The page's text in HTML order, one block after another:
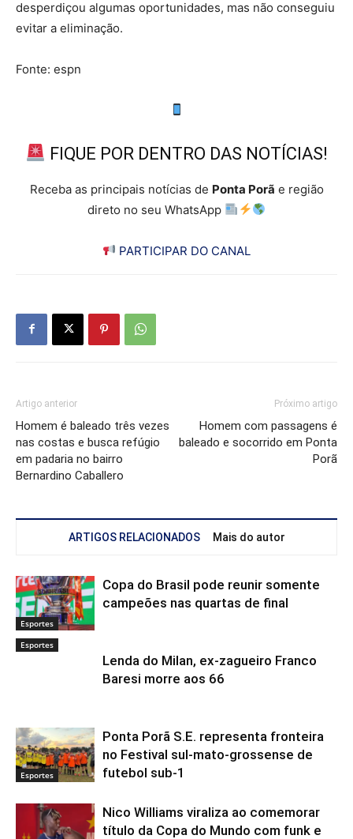
desperdiçou algumas oportunidades, mas não conseguiu
evitar a eliminação.
Fonte: espn
FIQUE POR DENTRO DAS NOTÍCIAS!
Receba as principais notícias de Ponta Porã e região
direto no seu WhatsApp
PARTICIPAR DO CANAL
Artigo anterior
Homem é baleado três vezes
nas costas e busca refúgio
em padaria no bairro
Bernardino Caballero
Próximo artigo
Homem com passagens é
baleado e socorrido em Ponta
Porã
ARTIGOS RELACIONADOS Mais do autor
Esportes
Copa do Brasil pode reunir somente
campeões nas quartas de final
Esportes
Lenda do Milan, ex-zagueiro Franco
Baresi morre aos 66
Esportes
Ponta Porã S.E. representa fronteira
no Festival sul-mato-grossense de
futebol sub-1
Nico Williams viraliza ao comemorar
título da Copa do Mundo com funk e